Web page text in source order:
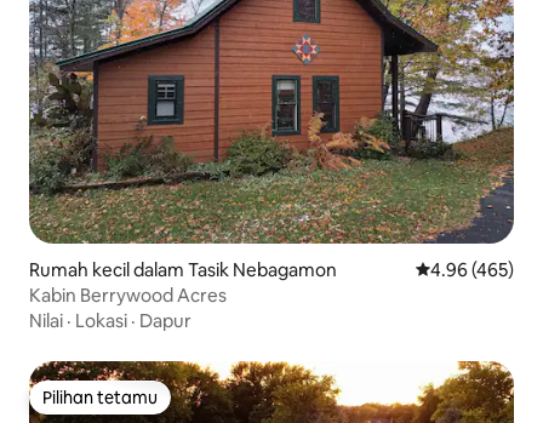
Rumah kecil dalam Tasik Nebagamon Penarafan
4.96 (465)
Kabin Berrywood Acres
Nilai · Lokasi · Dapur
Pilihan tetamu
Pilihan tetamu